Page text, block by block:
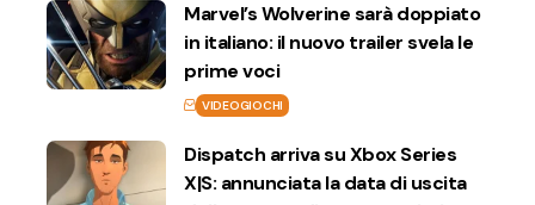
Marvel’s Wolverine sarà doppiato
in italiano: il nuovo trailer svela le
prime voci
VIDEOGIOCHI
Dispatch arriva su Xbox Series
X|S: annunciata la data di uscita